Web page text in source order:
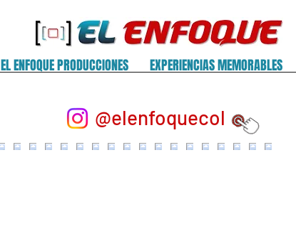
EL ENFOQUE PRODUCCIONES EXPERIENCIAS MEMORABLES
@elenfoquecol